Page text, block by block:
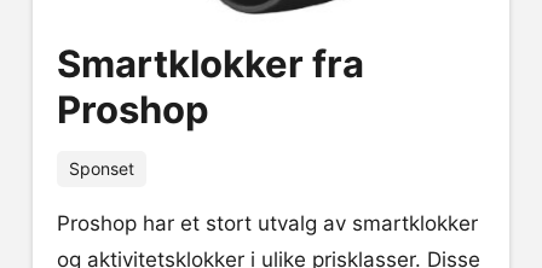
Smartklokker fra
Proshop
Sponset
Proshop har et stort utvalg av smartklokker
og aktivitetsklokker i ulike prisklasser. Disse